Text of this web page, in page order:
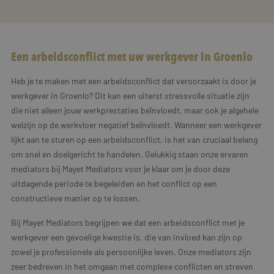
Een arbeidsconflict met uw werkgever in Groenlo
Heb je te maken met een arbeidsconflict dat veroorzaakt is door je
werkgever in Groenlo? Dit kan een uiterst stressvolle situatie zijn
die niet alleen jouw werkprestaties beïnvloedt, maar ook je algehele
welzijn op de werkvloer negatief beïnvloedt. Wanneer een werkgever
lijkt aan te sturen op een arbeidsconflict, is het van cruciaal belang
om snel en doelgericht te handelen. Gelukkig staan onze ervaren
mediators bij Mayet Mediators voor je klaar om je door deze
uitdagende periode te begeleiden en het conflict op een
constructieve manier op te lossen.
Bij Mayet Mediators begrijpen we dat een arbeidsconflict met je
werkgever een gevoelige kwestie is, die van invloed kan zijn op
zowel je professionele als persoonlijke leven. Onze mediators zijn
zeer bedreven in het omgaan met complexe conflicten en streven